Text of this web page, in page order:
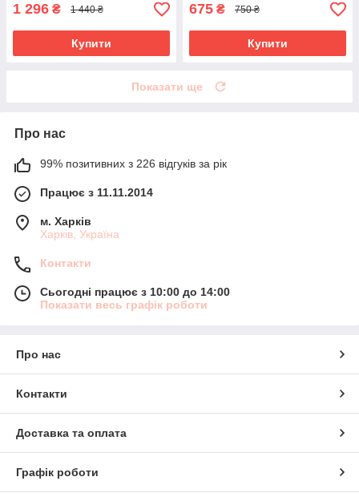
1 296 ₴ 1 440 ₴
Купити
675 ₴ 750 ₴
Купити
Показати ще
Про нас
99% позитивних з 226 відгуків за рік
Працює з 11.11.2014
м. Харків
Харків, Україна
Контакти
Сьогодні працює з 10:00 до 14:00
Показати весь графік роботи
Про нас
Контакти
Доставка та оплата
Графік роботи